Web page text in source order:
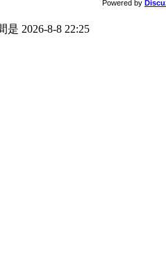
Powered by
2026-8-8 22:25